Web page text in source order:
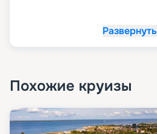
Развернуть
Похожие круизы